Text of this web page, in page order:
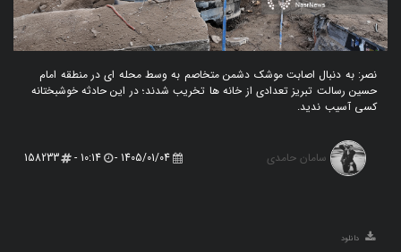
نصر: به دنبال اصابت موشک دشمن متخاصم به وسط محله ای در منطقه امام
حسین رسالت تبریز تعدادی از خانه ها تخریب شدند؛ در این حادثه خوشبختانه
کسی آسیب ندید.
سامان حامدی 1405/01/04 -
10:14 -
158233
دانلود